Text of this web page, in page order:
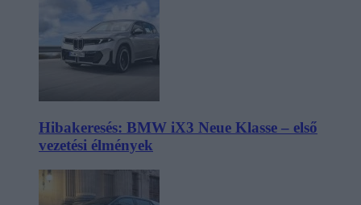
Hibakeresés: BMW iX3 Neue Klasse – első
vezetési élmények